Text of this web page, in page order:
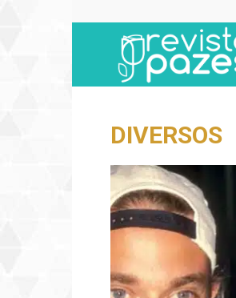
DIVERSOS